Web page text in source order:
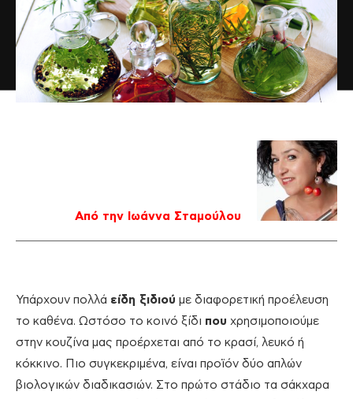
Από την Ιωάννα Σταμούλου
Υπάρχουν πολλά είδη ξιδιού με διαφορετική προέλευση
το καθένα. Ωστόσο το κοινό ξίδι που χρησιμοποιούμε
στην κουζίνα μας προέρχεται από το κρασί, λευκό ή
κόκκινο. Πιο συγκεκριμένα, είναι προϊόν δύο απλών
βιολογικών διαδικασιών. Στο πρώτο στάδιο τα σάκχαρα